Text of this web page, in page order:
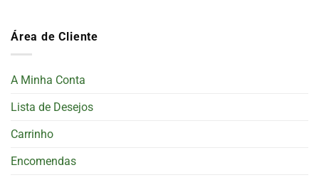
Área de Cliente
A Minha Conta
Lista de Desejos
Carrinho
Encomendas